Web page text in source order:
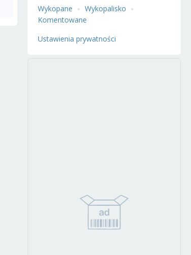
Wykopane
Wykopalisko
Komentowane
Ustawienia prywatności